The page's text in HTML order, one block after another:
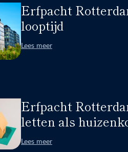
Erfpacht
looptijd
Lees meer
Erfpacht
letten als
Lees meer